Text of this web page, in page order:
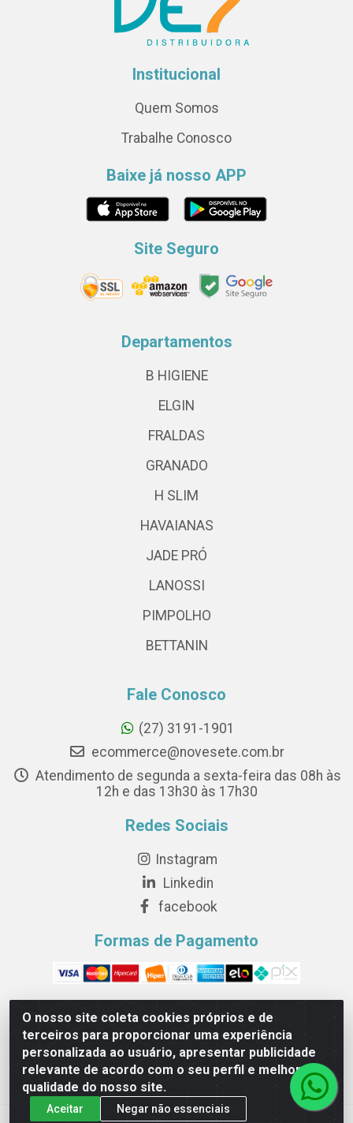
O nosso site coleta cookies próprios e de
terceiros para proporcionar uma experiência
personalizada ao usuário, apresentar publicidade
relevante de acordo com o seu perfil e melhorar a
qualidade do nosso site.
Aceitar Negar não essenciais
Institucional
Quem Somos
Trabalhe Conosco
Baixe já nosso APP
Site Seguro
Departamentos
B HIGIENE
ELGIN
FRALDAS
GRANADO
H SLIM
HAVAIANAS
JADE PRÓ
LANOSSI
PIMPOLHO
BETTANIN
Fale Conosco
(27) 3191-1901
ecommerce@novesete.com.br
Atendimento de segunda a sexta-feira das 08h às
12h e das 13h30 às 17h30
Redes Sociais
Instagram
Linkedin
facebook
Formas de Pagamento
Novesete Distribuidora LTDA - Avenida Setecentos, S/N,
Terminal Intermodal da Serra, Serra/ES - CEP 29161-414 -
CNPJ 29.479.604/0001-44